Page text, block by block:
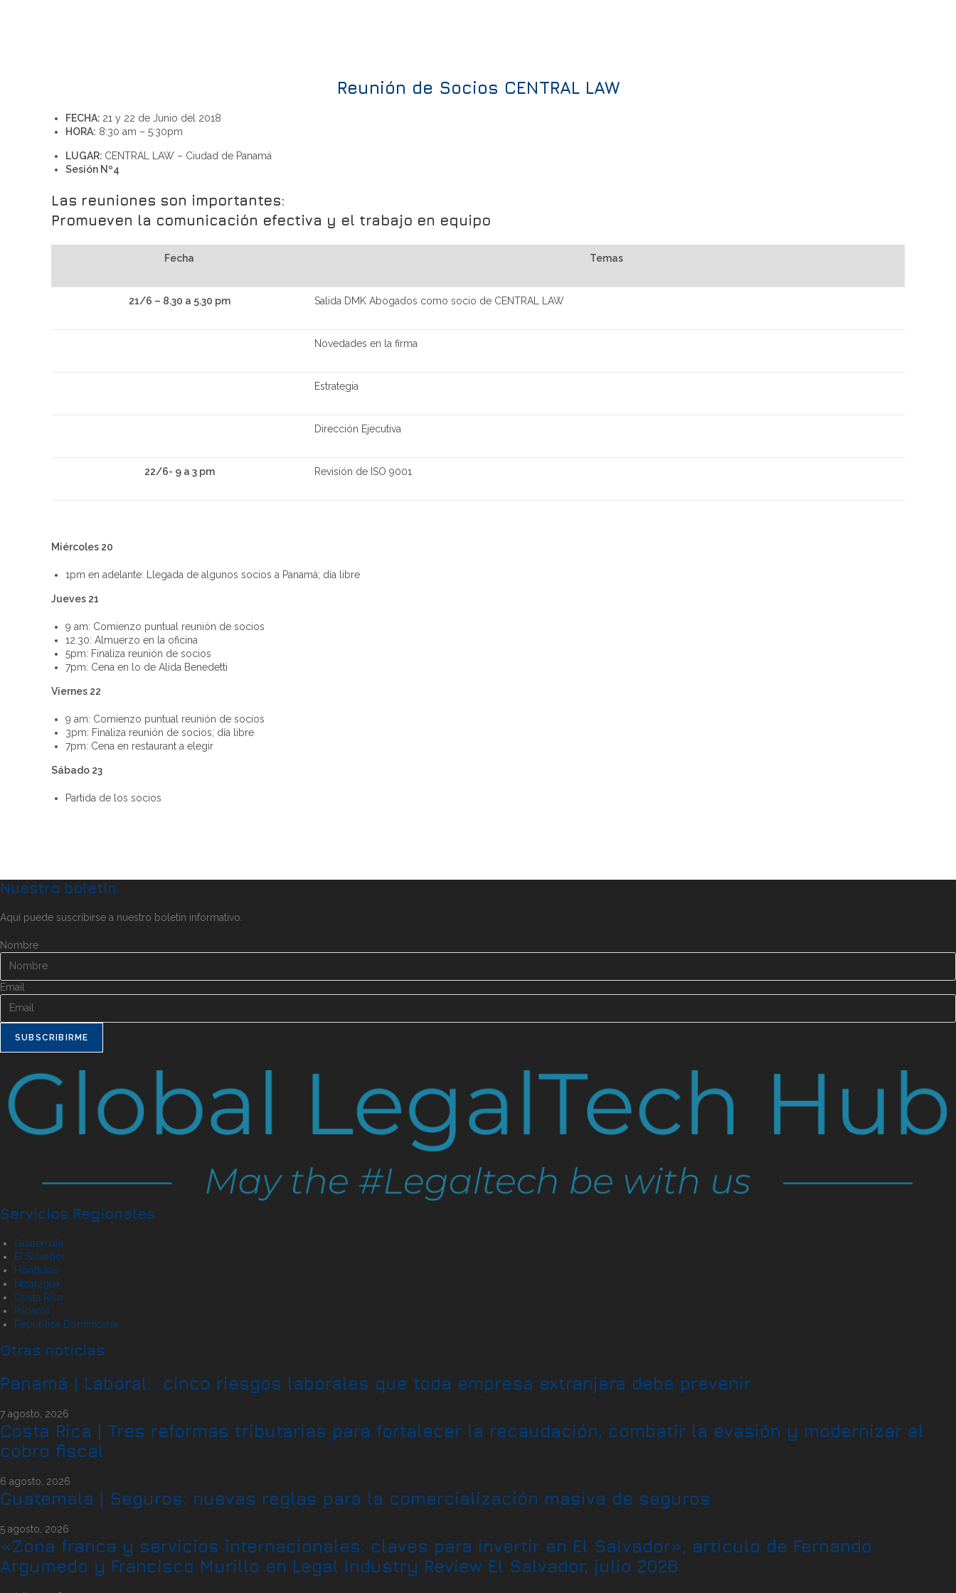
Reunión de Socios CENTRAL LAW
FECHA: 21 y 22 de Junio del 2018
HORA: 8:30 am – 5:30pm
LUGAR: CENTRAL LAW – Ciudad de Panamá
Sesión Nº4
Las reuniones son importantes:
Promueven la comunicación efectiva y el trabajo en equipo
Fecha Temas
21/6 – 8.30 a 5.30 pm Salida DMK Abogados como socio de CENTRAL LAW
Novedades en la firma
Estrategia
Dirección Ejecutiva
22/6- 9 a 3 pm Revisión de ISO 9001
Miércoles 20
1pm en adelante: Llegada de algunos socios a Panamá; día libre
Jueves 21
9 am: Comienzo puntual reunión de socios
12.30: Almuerzo en la oficina
5pm: Finaliza reunión de socios
7pm: Cena en lo de Alida Benedetti
Viernes 22
9 am: Comienzo puntual reunión de socios
3pm: Finaliza reunión de socios; día libre
7pm: Cena en restaurant a elegir
Sábado 23
Partida de los socios
Nuestro boletín
Aquí puede suscribirse a nuestro boletín informativo.
Nombre
Email
SUBSCRIBIRME
Servicios Regionales
Guatemala
El Salvador
Honduras
Nicaragua
Costa Rica
Panamá
República Dominicana
Otras noticias
Panamá | Laboral: cinco riesgos laborales que toda empresa extranjera debe prevenir
7 agosto, 2026
Costa Rica | Tres reformas tributarias para fortalecer la recaudación, combatir la evasión y modernizar el
cobro fiscal
6 agosto, 2026
Guatemala | Seguros: nuevas reglas para la comercialización masiva de seguros
5 agosto, 2026
«Zona franca y servicios internacionales: claves para invertir en El Salvador», artículo de Fernando
Argumedo y Francisco Murillo en Legal Industry Review El Salvador, julio 2026